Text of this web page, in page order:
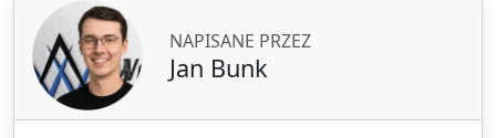
NAPISANE PRZEZ
Jan Bunk